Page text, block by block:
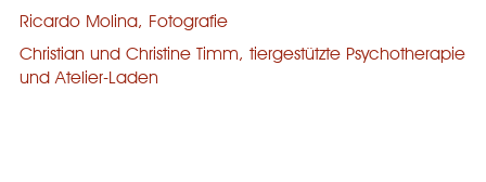
Ricardo Molina, Fotografie
Christian und Christine Timm, tiergestützte Psychotherapie
und Atelier-Laden